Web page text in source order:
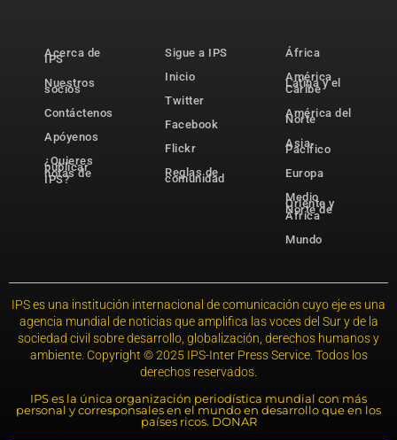
Acerca de
IPS
Nuestros
socios
Contáctenos
Apóyenos
¿Quieres
publicar
notas de
IPS?
Sigue a IPS
Inicio
Twitter
Facebook
Flickr
Reglas de
comunidad
África
América
Latina y el
Caribe
América del
Norte
Asia-
Pacífico
Europa
Medio
Oriente y
Norte de
África
Mundo
IPS es una institución internacional de comunicación cuyo eje es una
agencia mundial de noticias que amplifica las voces del Sur y de la
sociedad civil sobre desarrollo, globalización, derechos humanos y
ambiente. Copyright © 2025 IPS-Inter Press Service. Todos los
derechos reservados.
IPS es la única organización periodística mundial con más
personal y corresponsales en el mundo en desarrollo que en los
países ricos. DONAR